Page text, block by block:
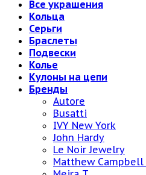
Все украшения
Кольца
Серьги
Браслеты
Подвески
Колье
Кулоны на цепи
Бренды
Autore
Busatti
IVY New York
John Hardy
Le Noir Jewelry
Matthew Campbell